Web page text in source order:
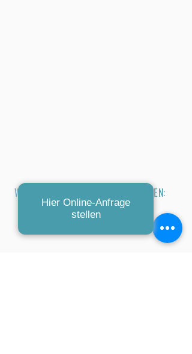
WAS UNSERE MANDANT*INNEN SAGEN:
Hier Online-Anfrage
stellen